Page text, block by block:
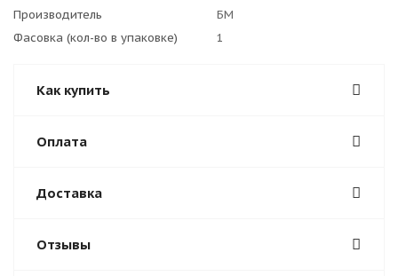
Производитель
БМ
Фасовка (кол-во в упаковке)
1
Как купить
Оплата
Доставка
Отзывы